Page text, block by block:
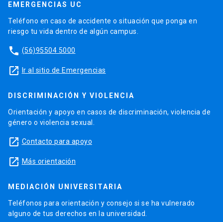
EMERGENCIAS UC
Teléfono en caso de accidente o situación que ponga en
riesgo tu vida dentro de algún campus.
phone (56)95504 5000
launch Ir al sitio de Emergencias
DISCRIMINACIÓN Y VIOLENCIA
Orientación y apoyo en casos de discriminación, violencia de
género o violencia sexual.
launch Contacto para apoyo
launch Más orientación
MEDIACIÓN UNIVERSITARIA
Teléfonos para orientación y consejo si se ha vulnerado
alguno de tus derechos en la universidad.